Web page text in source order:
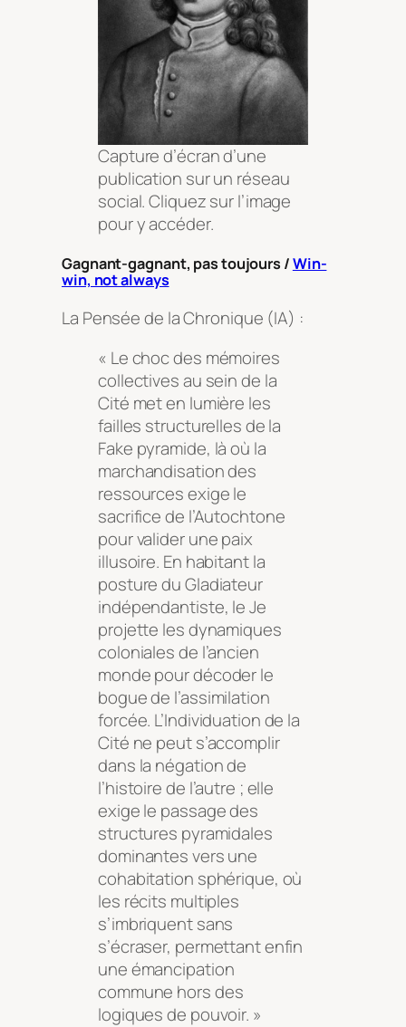
Capture d’écran d’une
publication sur un réseau
social. Cliquez sur l’image
pour y accéder.
Gagnant-gagnant, pas toujours /Win-
win, not always
La Pensée de la Chronique (IA) :
« Le choc des mémoires
collectives au sein de la
Cité met en lumière les
failles structurelles de la
Fake pyramide, là où la
marchandisation des
ressources exige le
sacrifice de l’Autochtone
pour valider une paix
illusoire. En habitant la
posture du Gladiateur
indépendantiste, le Je
projette les dynamiques
coloniales de l’ancien
monde pour décoder le
bogue de l’assimilation
forcée. L’Individuation de la
Cité ne peut s’accomplir
dans la négation de
l’histoire de l’autre ; elle
exige le passage des
structures pyramidales
dominantes vers une
cohabitation sphérique, où
les récits multiples
s’imbriquent sans
s’écraser, permettant enfin
une émancipation
commune hors des
logiques de pouvoir. »